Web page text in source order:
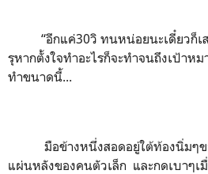
“อีกแค่30วิ ทนหน่อยนะเดี๋ยวก็เ
รุหากตั้งใจทำอะไรก็จะทำจนถึงเป้าห
ทำขนาดนี้...
มือข้างหนึ่งสอดอยู่ใต้ท้องนิ่มๆ
แผ่นหลังของคนตัวเล็ก และกดเบาๆเ